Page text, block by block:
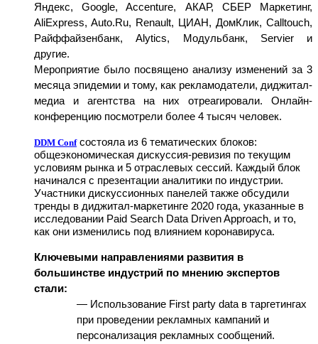
Яндекс, Google, Accenture, АКАР, СБЕР Маркетинг,
AliExpress, Auto.Ru, Renault, ЦИАН, ДомКлик, Calltouch,
Райффайзенбанк, Alytics, Модульбанк, Servier и
другие.
Мероприятие было посвящено анализу изменений за 3
месяца эпидемии и тому, как рекламодатели, диджитал-
медиа и агентства на них отреагировали. Онлайн-
конференцию посмотрели более 4 тысяч человек.
DDM Conf состояла из 6 тематических блоков:
общеэкономическая дискуссия-ревизия по текущим
условиям рынка и 5 отраслевых сессий. Каждый блок
начинался с презентации аналитики по индустрии.
Участники дискуссионных панелей также обсудили
тренды в диджитал-маркетинге 2020 года, указанные в
исследовании Paid Search Data Driven Approach, и то,
как они изменились под влиянием коронавируса.
Ключевыми направлениями развития в
большинстве индустрий по мнению экспертов
стали:
— Использование First party data в таргетингах
при проведении рекламных кампаний и
персонализация рекламных сообщений.